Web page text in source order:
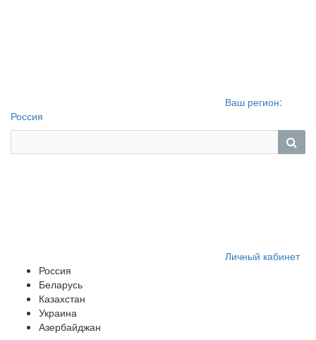
Ваш регион:
Россия
Личный кабинет
Россия
Беларусь
Казахстан
Украина
Азербайджан